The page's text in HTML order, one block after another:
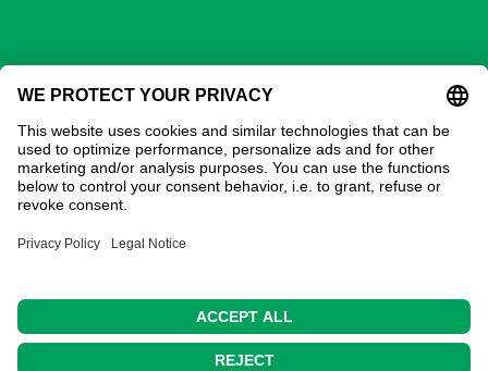
GECHTER GmbH
Kontakt
Adresse: Gechter GmbH
90587 Obermichelbach